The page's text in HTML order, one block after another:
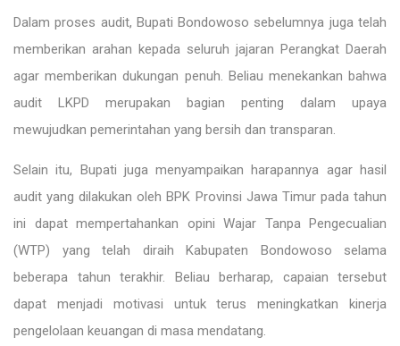
Dalam proses audit, Bupati Bondowoso sebelumnya juga telah
memberikan arahan kepada seluruh jajaran Perangkat Daerah
agar memberikan dukungan penuh. Beliau menekankan bahwa
audit LKPD merupakan bagian penting dalam upaya
mewujudkan pemerintahan yang bersih dan transparan.
Selain itu, Bupati juga menyampaikan harapannya agar hasil
audit yang dilakukan oleh BPK Provinsi Jawa Timur pada tahun
ini dapat mempertahankan opini Wajar Tanpa Pengecualian
(WTP) yang telah diraih Kabupaten Bondowoso selama
beberapa tahun terakhir. Beliau berharap, capaian tersebut
dapat menjadi motivasi untuk terus meningkatkan kinerja
pengelolaan keuangan di masa mendatang.